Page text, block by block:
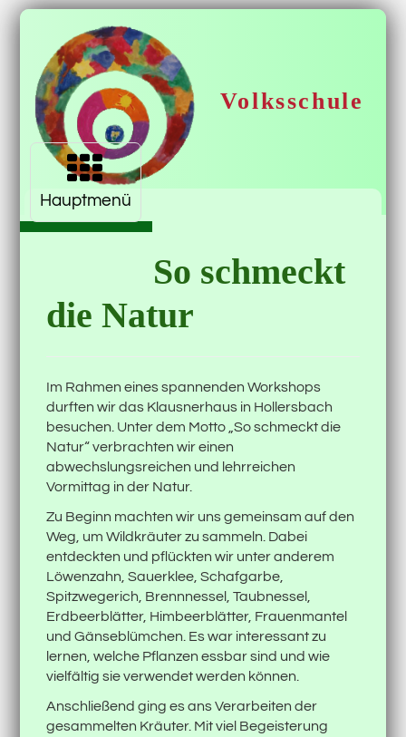
Volksschule
Krimml
Navigation
aufklappen
Hauptmenü
So schmeckt
die Natur
Im Rahmen eines spannenden Workshops
durften wir das Klausnerhaus in Hollersbach
besuchen. Unter dem Motto „So schmeckt die
Natur“ verbrachten wir einen
abwechslungsreichen und lehrreichen
Vormittag in der Natur.
Zu Beginn machten wir uns gemeinsam auf den
Weg, um Wildkräuter zu sammeln. Dabei
entdeckten und pflückten wir unter anderem
Löwenzahn, Sauerklee, Schafgarbe,
Spitzwegerich, Brennnessel, Taubnessel,
Erdbeerblätter, Himbeerblätter, Frauenmantel
und Gänseblümchen. Es war interessant zu
lernen, welche Pflanzen essbar sind und wie
vielfältig sie verwendet werden können.
Anschließend ging es ans Verarbeiten der
gesammelten Kräuter. Mit viel Begeisterung